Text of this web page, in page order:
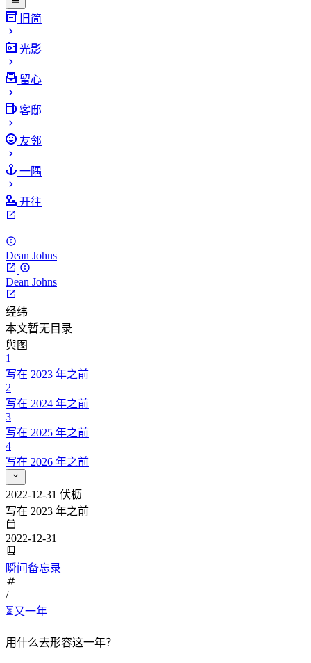
旧简
光影
留心
客邸
友邻
一隅
开往
Dean Johns
Dean Johns
经纬
本文暂无目录
舆图
1
写在 2023 年之前
2
写在 2024 年之前
3
写在 2025 年之前
4
写在 2026 年之前
2022-12-31 伏枥
写在 2023 年之前
2022-12-31
瞬间备忘录
/
⏳又一年
用什么去形容这一年？